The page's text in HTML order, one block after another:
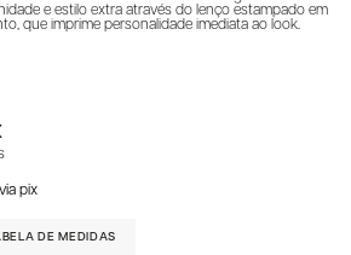
e estilo extra através do lenço estampado em
que imprime personalidade imediata ao look.
via pix
DE MEDIDAS